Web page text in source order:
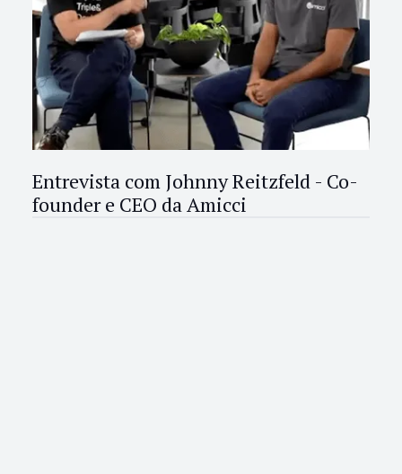
Entrevista com Johnny Reitzfeld - Co-
founder e CEO da Amicci